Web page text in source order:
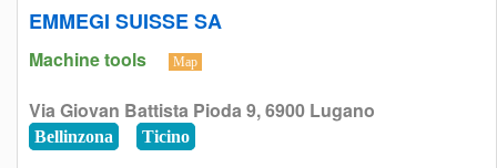
EMMEGI SUISSE SA
Machine tools Map
Via Giovan Battista Pioda 9, 6900 Lugano
Bellinzona Ticino